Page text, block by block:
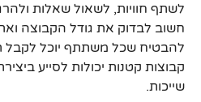
לשתף חוויות, לשאול שאלות
חשוב לבדוק את גודל הקבוצה
להבטיח שכל משתתף יוכל לקבל
קבוצות קטנות יכולות לסייע
שייכות.